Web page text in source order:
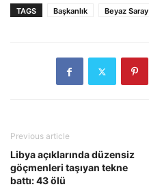
TAGS Başkanlık Beyaz Saray
Previous article
Libya açıklarında düzensiz
göçmenleri taşıyan tekne
battı: 43 ölü